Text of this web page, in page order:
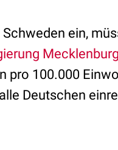
ein,
pro 100.000
Deutschen